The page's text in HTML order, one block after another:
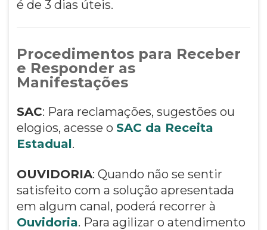
é de 3 dias úteis.
Procedimentos para Receber
e Responder as
Manifestações
SAC: Para reclamações, sugestões ou
elogios, acesse o SAC da Receita
Estadual.
OUVIDORIA: Quando não se sentir
satisfeito com a solução apresentada
em algum canal, poderá recorrer à
Ouvidoria. Para agilizar o atendimento